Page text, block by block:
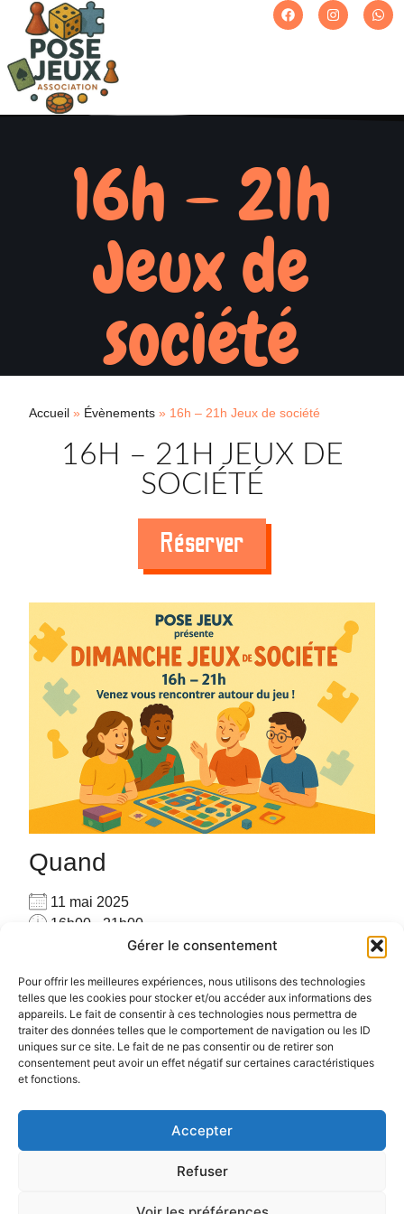
Gérer le consentement
Pour offrir les meilleures expériences, nous utilisons des technologies
telles que les cookies pour stocker et/ou accéder aux informations des
appareils. Le fait de consentir à ces technologies nous permettra de
traiter des données telles que le comportement de navigation ou les ID
uniques sur ce site. Le fait de ne pas consentir ou de retirer son
consentement peut avoir un effet négatif sur certaines caractéristiques
et fonctions.
Accepter
Refuser
16h – 21h
Jeux de
société
Accueil » Évènements » 16h – 21h Jeux de société
16H – 21H JEUX DE
SOCIÉTÉ
Réserver
Quand
11 mai 2025
16h00 - 21h00
Ajouter au Calendrier
Télécharger ICS
Calendrier Google
les autres joueurs sur place avec plus de 160 jeux
#PARTAGE #CONVIVIALITE #RENCONTRE #JEUX